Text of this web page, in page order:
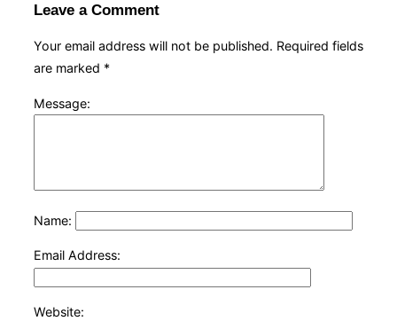
Leave a Comment
Your email address will not be published. Required fields
are marked *
Message:
Name:
Email Address:
Website: